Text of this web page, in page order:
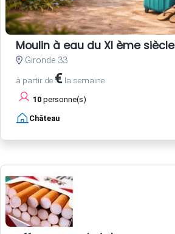
Moulin à eau du XI ème siècle
Gironde 33
à partir de € la semaine
10 personne(s)
Château